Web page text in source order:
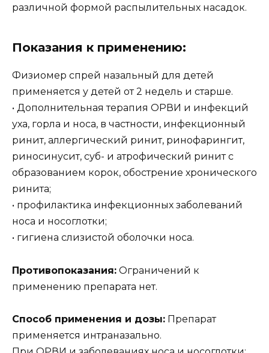
различной формой распылительных насадок.
Показания к применению:
Физиомер спрей назальный для детей
применяется у детей от 2 недель и старше.
• Дополнительная терапия ОРВИ и инфекций
уха, горла и носа, в частности, инфекционный
ринит, аллергический ринит, ринофарингит,
риносинусит, суб- и атрофический ринит с
образованием корок, обострение хронического
ринита;
• профилактика инфекционных заболеваний
носа и носоглотки;
• гигиена слизистой оболочки носа.
Противопоказания: Ограничений к
применению препарата нет.
Способ применения и дозы: Препарат
применяется интраназально.